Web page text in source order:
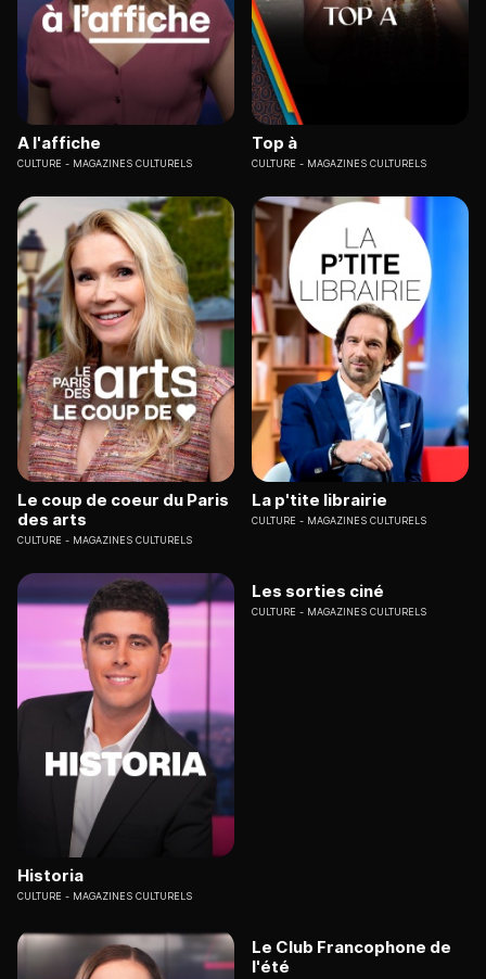
A l'affiche
CULTURE MAGAZINES CULTURELS
Top à
CULTURE MAGAZINES CULTURELS
Le coup de coeur du Paris
des arts
CULTURE MAGAZINES CULTURELS
La p'tite librairie
CULTURE MAGAZINES CULTURELS
Historia
CULTURE MAGAZINES CULTURELS
Les sorties ciné
CULTURE MAGAZINES CULTURELS
Le Club Francophone de
l'été